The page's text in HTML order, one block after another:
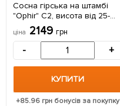
Сосна гірська на штамбі
"Ophir" С2, висота від 25-
35см 1 саджанець в
упаковці
ціна 2149 грн
- +
КУПИТИ
+85.96грн бонусів за покупку